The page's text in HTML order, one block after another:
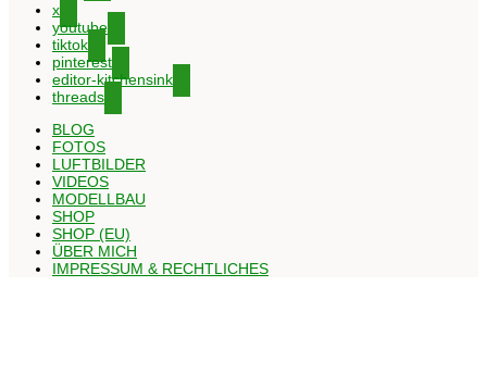
x
youtube
tiktok
pinterest
editor-kitchensink
threads
BLOG
FOTOS
LUFTBILDER
VIDEOS
MODELLBAU
SHOP
SHOP (EU)
ÜBER MICH
IMPRESSUM & RECHTLICHES